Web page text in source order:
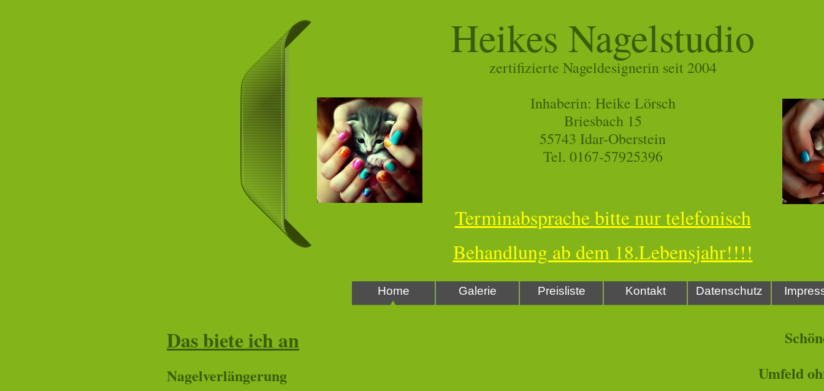
Heikes Nagelstudio
zertifizierte Nageldesignerin seit 2004
Inhaberin: Heike Lörsch
Briesbach 15
55743 Idar-Oberstein
Tel. 0167-57925396
Terminabsprache bitte nur telefonisch
Behandlung ab dem 18.Lebensjahr!!!!
Home Galerie Preisliste Kontakt Datenschutz
Das biete ich an
Nagelverlängerung
Umfeld